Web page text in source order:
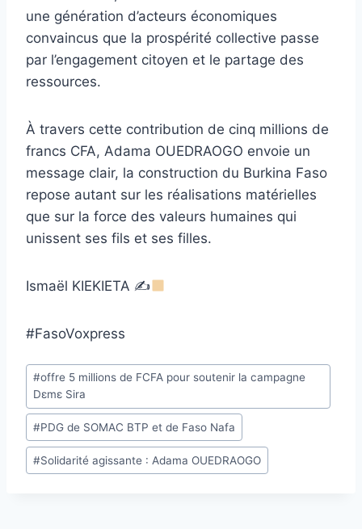
une génération d’acteurs économiques
convaincus que la prospérité collective passe
par l’engagement citoyen et le partage des
ressources.
À travers cette contribution de cinq millions de
francs CFA, Adama OUEDRAOGO envoie un
message clair, la construction du Burkina Faso
repose autant sur les réalisations matérielles
que sur la force des valeurs humaines qui
unissent ses fils et ses filles.
Ismaël KIEKIETA ✍
#FasoVoxpress
Étiquettes
de
la
publication :
#offre 5 millions de FCFA pour soutenir la campagne
Dɛmɛ Sira
#PDG de SOMAC BTP et de Faso Nafa
#Solidarité agissante : Adama OUEDRAOGO